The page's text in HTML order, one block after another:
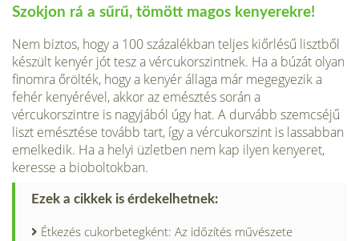
Szokjon rá a sűrű, tömött magos kenyerekre!
Nem biztos, hogy a 100 szá­zalékban teljes kiőrlésű lisztből
készült kenyér jót tesz a vércukorszintnek. Ha a búzát olyan
finomra őrölték, hogy a kenyér állaga már megegyezik a
fehér kenyé­rével, akkor az emésztés során a
vércukorszintre is nagyjából úgy hat. A durvább szemcséjű
liszt emésztése tovább tart, így a vércukorszint is lassabban
emelkedik. Ha a helyi üzletben nem kap ilyen kenyeret,
keresse a bioboltokban.
Ezek a cikkek is érdekelhetnek:
Étkezés cukorbetegként: Az időzítés művészete